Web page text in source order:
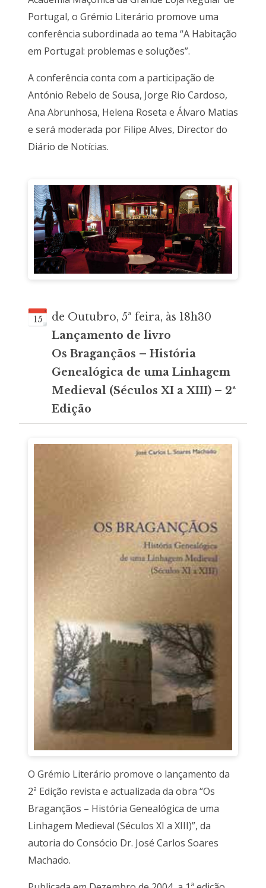
Portugal, o Grémio Literário promove uma
conferência subordinada ao tema “A Habitação
em Portugal: problemas e soluções”.
A conferência conta com a participação de
António Rebelo de Sousa, Jorge Rio Cardoso,
Ana Abrunhosa, Helena Roseta e Álvaro Matias
e será moderada por Filipe Alves, Director do
Diário de Notícias.
15
de Outubro, 5ª feira, às 18h30
Lançamento de livro
Os Bragançãos – História
Genealógica de uma Linhagem
Medieval (Séculos XI a XIII) – 2ª
Edição
O Grémio Literário promove o lançamento da
2ª Edição revista e actualizada da obra “Os
Bragançãos – História Genealógica de uma
Linhagem Medieval (Séculos XI a XIII)”, da
autoria do Consócio Dr. José Carlos Soares
Machado.